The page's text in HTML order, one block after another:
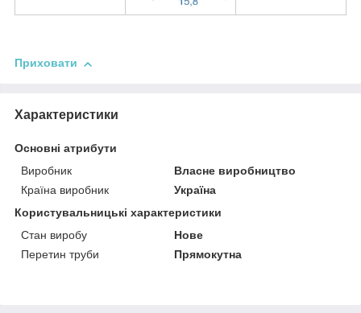
Приховати
Характеристики
Основні атрибути
Виробник
Власне виробництво
Країна виробник
Україна
Користувальницькі характеристики
Стан виробу
Нове
Перетин труби
Прямокутна